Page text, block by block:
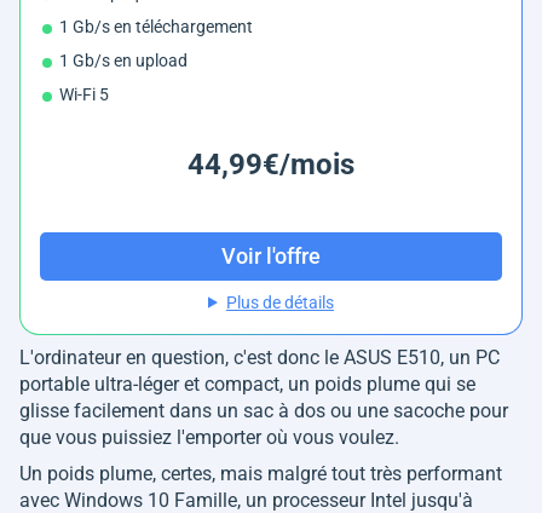
1 Gb/s en téléchargement
1 Gb/s en upload
Wi-Fi 5
44,99€/mois
Voir l'offre
Plus de détails
L'ordinateur en question, c'est donc le ASUS E510, un PC
portable ultra-léger et compact, un poids plume qui se
glisse facilement dans un sac à dos ou une sacoche pour
que vous puissiez l'emporter où vous voulez.
Un poids plume, certes, mais malgré tout très performant
avec Windows 10 Famille, un processeur Intel jusqu'à